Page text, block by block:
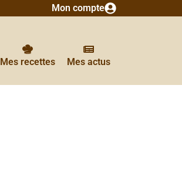
Mon compte
Mes actus
Mes recettes